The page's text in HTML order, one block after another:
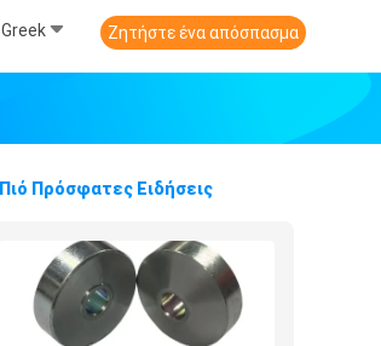
Greek Ζητήστε ένα απόσπασμα
Πιό Πρόσφατες Ειδήσεις